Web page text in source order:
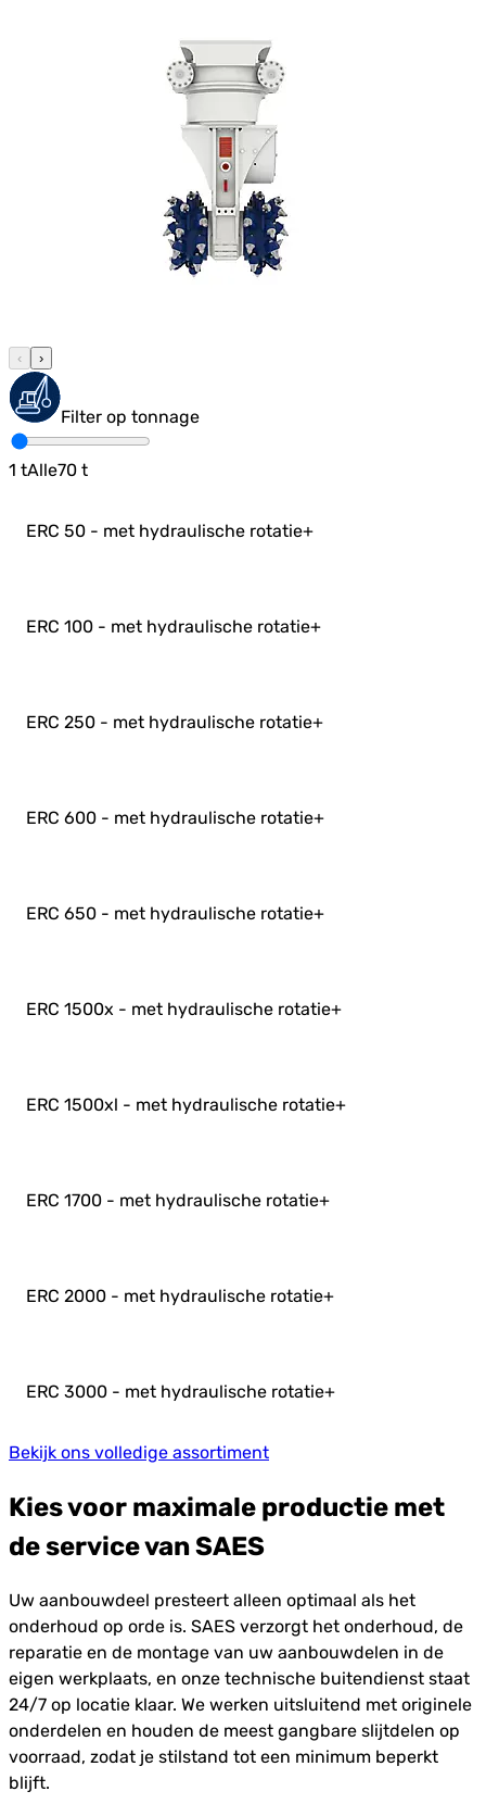
‹ ›
Filter op tonnage
1 tAlle70 t
ERC 50 - met hydraulische rotatie+
ERC 100 - met hydraulische rotatie+
ERC 250 - met hydraulische rotatie+
ERC 600 - met hydraulische rotatie+
ERC 650 - met hydraulische rotatie+
ERC 1500x - met hydraulische rotatie+
ERC 1500xl - met hydraulische rotatie+
ERC 1700 - met hydraulische rotatie+
ERC 2000 - met hydraulische rotatie+
ERC 3000 - met hydraulische rotatie+
Bekijk ons volledige assortiment
Kies voor maximale productie met
de service van SAES
Uw aanbouwdeel presteert alleen optimaal als het
onderhoud op orde is. SAES verzorgt het onderhoud, de
reparatie en de montage van uw aanbouwdelen in de
eigen werkplaats, en onze technische buitendienst staat
24/7 op locatie klaar. We werken uitsluitend met originele
onderdelen en houden de meest gangbare slijtdelen op
voorraad, zodat je stilstand tot een minimum beperkt
blijft.